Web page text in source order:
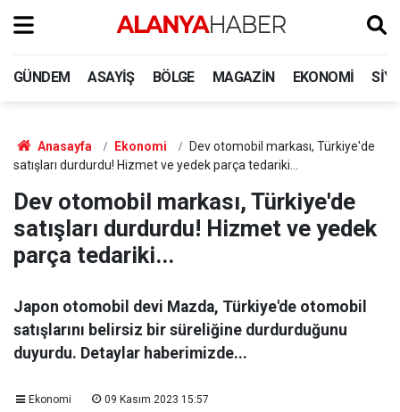
GÜNDEM ASAYIŞ BÖLGE MAGAZIN EKONOMI
Anasayfa Ekonomi
Dev otomobil markası, Türkiye'de
satışları durdurdu! Hizmet ve yedek parça tedariki...
Dev otomobil markası, Türkiye'de
satışları durdurdu! Hizmet ve yedek
parça tedariki...
Japon otomobil devi Mazda, Türkiye'de otomobil
satışlarını belirsiz bir süreliğine durdurduğunu
duyurdu. Detaylar haberimizde...
Ekonomi 09 Kasım 2023 15:57